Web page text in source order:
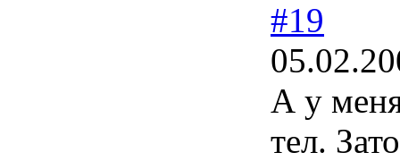
#19
А у
тел.